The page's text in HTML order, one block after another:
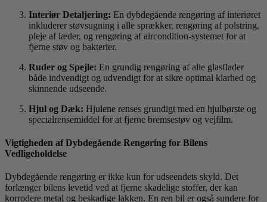
Interiør Detaljering: En dybdegående rengøring af interiøret
inkluderer støvsugning i alle sprækker, rengøring af polstring,
pleje af læder, og rengøring af aircondition-systemet for at
fjerne støv og bakterier.
Ruder og Spejle: En grundig rengøring af alle glasflader
både indvendigt og udvendigt for at sikre optimal klarhed og
skinnende udseende.
Hjul og Dæk: Hjulene renses grundigt med en hjulbørste og
specialrensemiddel for at fjerne bremsestøv og vejfilm.
Vigtigheden af Dybdegående Rengøring for Bilens
Vedligeholdelse
Dybdegående rengøring er ikke kun for udseendets skyld. Det
forlænger bilens levetid ved at fjerne skadelige stoffer, der kan
korrodere metal og beskadige lakken. En ren bil er også sundere for